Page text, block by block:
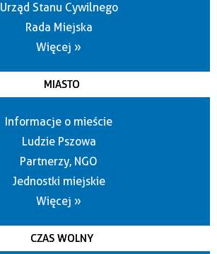
Urząd Stanu Cywilnego
Rada Miejska
Więcej »
MIASTO
Informacje o mieście
Ludzie Pszowa
Partnerzy, NGO
Jednostki miejskie
Więcej »
CZAS WOLNY